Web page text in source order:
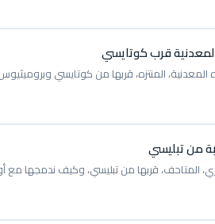
قرب كوتايسي
المعدنية، المنتزه، قربها من كوتايسي
من تبليسي
المتاحف، قربها من تبليسي، وكيف ندمجها مع